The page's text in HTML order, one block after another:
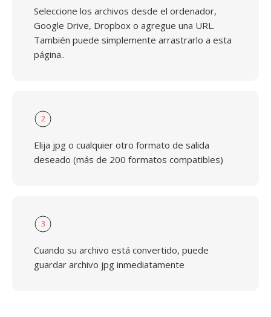
Seleccione los archivos desde el ordenador,
Google Drive, Dropbox o agregue una URL.
También puede simplemente arrastrarlo a esta
página..
2
Elija jpg o cualquier otro formato de salida
deseado (más de 200 formatos compatibles)
3
Cuando su archivo está convertido, puede
guardar archivo jpg inmediatamente